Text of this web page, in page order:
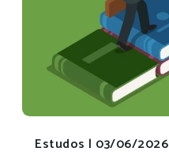
Estudos | 03/06/2026